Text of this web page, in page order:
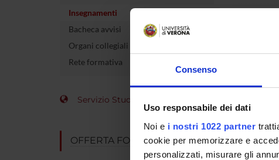
Consenso
Uso responsabile dei dati
Noi e i nostri 1022 partner
cookie per memorizzare e
personalizzati, misurare gli
Insegnamenti
Bacheca avvisi
Organi collegiali e di governo
Rete formativa
Servizio Studenti Internazionali
OFFERTA FORMATIVA
Modulo
DIDATTICA